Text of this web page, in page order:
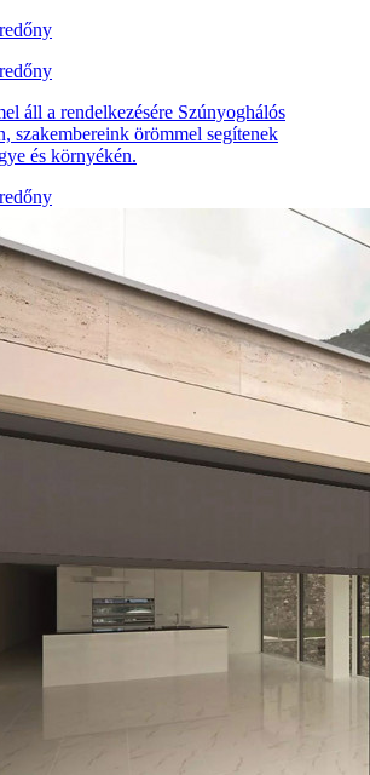
áll a rendelkezésére Szúnyoghálós
szakembereink örömmel segítenek
és környékén.